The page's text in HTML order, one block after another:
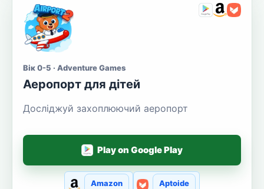
Вік 0-5 · Adventure Games
Аеропорт для дітей
Досліджуй захоплюючий аеропорт
Play on Google Play
Amazon Aptoide